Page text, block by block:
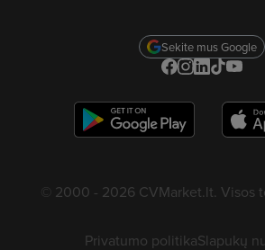
Sekite mus Google
© 2000 - 2026 CVMarket.lt. Visos
Privatumo politikaSlapukų